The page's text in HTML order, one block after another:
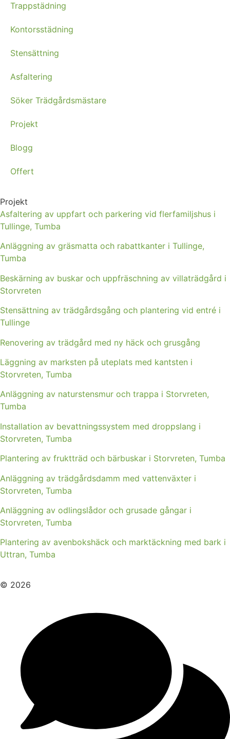
Trappstädning
Kontorsstädning
Stensättning
Asfaltering
Söker Trädgårdsmästare
Projekt
Blogg
Offert
Projekt
Asfaltering av uppfart och parkering vid flerfamiljshus i
Tullinge, Tumba
Anläggning av gräsmatta och rabattkanter i Tullinge,
Tumba
Beskärning av buskar och uppfräschning av villaträdgård i
Storvreten
Stensättning av trädgårdsgång och plantering vid entré i
Tullinge
Renovering av trädgård med ny häck och grusgång
Läggning av marksten på uteplats med kantsten i
Storvreten, Tumba
Anläggning av naturstensmur och trappa i Storvreten,
Tumba
Installation av bevattningssystem med droppslang i
Storvreten, Tumba
Plantering av fruktträd och bärbuskar i Storvreten, Tumba
Anläggning av trädgårdsdamm med vattenväxter i
Storvreten, Tumba
Anläggning av odlingslådor och grusade gångar i
Storvreten, Tumba
Plantering av avenbokshäck och marktäckning med bark i
Uttran, Tumba
© 2026